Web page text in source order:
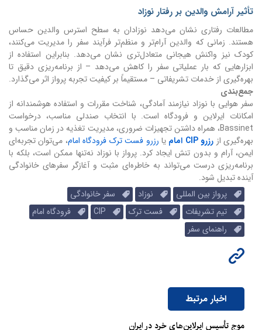
تأثیر آرامش والدین بر رفتار نوزاد
مطالعات رفتاری نشان می‌دهد نوزادان به سطح استرس والدین حساس
هستند. زمانی که والدین آرام‌تر و منظم‌تر فرآیند سفر را مدیریت می‌کنند،
کودک نیز واکنش هیجانی متعادل‌تری نشان می‌دهد. بنابراین استفاده از
ابزارهایی که بار عملیاتی سفر را کاهش می‌دهد – از برنامه‌ریزی دقیق تا
بهره‌گیری از خدمات تشریفاتی – مستقیماً بر کیفیت تجربه پرواز اثر می‌گذارد.
جمع‌بندی
سفر هوایی با نوزاد نیازمند آمادگی، شناخت مقررات و استفاده هوشمندانه از
امکانات ایرلاین و فرودگاه است. با انتخاب صندلی مناسب، درخواست
Bassinet، همراه داشتن تجهیزات ضروری، مدیریت تغذیه در زمان مناسب و
بهره‌گیری از رزرو CIP امام یا رزرو فست ترک فرودگاه امام، می‌توان تجربه‌ای
ایمن، آرام و بدون تنش ایجاد کرد. پرواز با نوزاد نه‌تنها ممکن است، بلکه با
برنامه‌ریزی درست می‌تواند به خاطره‌ای مثبت و آغازگر سفرهای خانوادگی
آینده تبدیل شود.
پرواز بین المللی
نوزاد
سفر خانوادگی
تیم تشریفات
فست ترک
فرودگاه امام
راهنمای سفر
اخبار مرتبط
موج تأسیس ایرلاین‌های خرد در ایران